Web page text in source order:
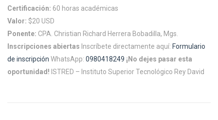
Certificación: 60 horas académicas
Valor: $20 USD
Ponente: CPA. Christian Richard Herrera Bobadilla, Mgs.
Inscripciones abiertas Inscríbete directamente aquí: Formulario
de inscripción WhatsApp: 0980418249 ¡No dejes pasar esta
oportunidad! ISTRED – Instituto Superior Tecnológico Rey David